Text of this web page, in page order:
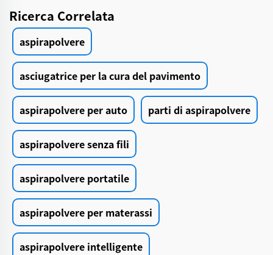
Ricerca Correlata
aspirapolvere
asciugatrice per la cura del pavimento
aspirapolvere per auto parti di aspirapolvere
aspirapolvere senza fili
aspirapolvere portatile
aspirapolvere per materassi
aspirapolvere intelligente